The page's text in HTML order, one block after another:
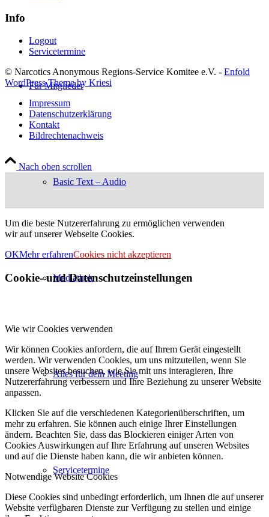
Für Mitglieder
Basic Text – Audio
Mediathek
Alles für dein Meeting
Servicetermine
Info
Logout
Servicetermine
© Narcotics Anonymous Regions-Service Komitee e.V. - Enfold
WordPress Theme by Kriesi
Impressum
Datenschutzerklärung
Kontakt
Bildrechtenachweis
Nach oben scrollen
Um die beste Nutzererfahrung zu ermöglichen verwenden
wir auf unserer Webseite Cookies.
OKMehr erfahrenCookies nicht akzeptieren
Cookie- und Datenschutzeinstellungen
Wie wir Cookies verwenden
Wir können Cookies anfordern, die auf Ihrem Gerät eingestellt
werden. Wir verwenden Cookies, um uns mitzuteilen, wenn Sie
unsere Websites besuchen, wie Sie mit uns interagieren, Ihre
Nutzererfahrung verbessern und Ihre Beziehung zu unserer Website
anpassen.
Klicken Sie auf die verschiedenen Kategorienüberschriften, um
mehr zu erfahren. Sie können auch einige Ihrer Einstellungen
ändern. Beachten Sie, dass das Blockieren einiger Arten von
Cookies Auswirkungen auf Ihre Erfahrung auf unseren Websites
und auf die Dienste haben kann, die wir anbieten können.
Notwendige Website Cookies
Diese Cookies sind unbedingt erforderlich, um Ihnen die auf unserer
Website verfügbaren Dienste zur Verfügung zu stellen und einige